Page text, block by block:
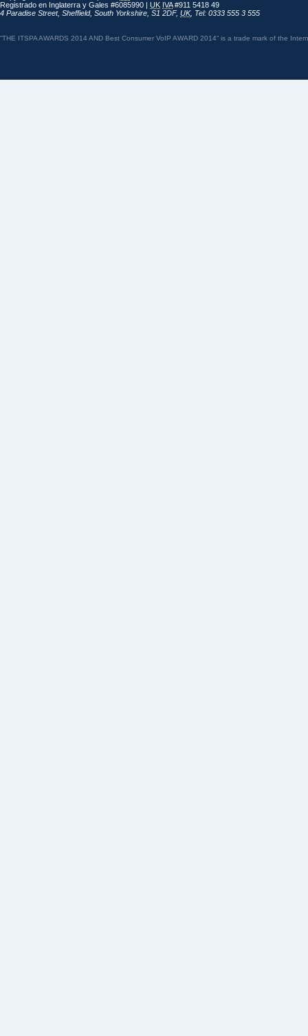
Registrado en Inglaterra y Gales #6085990 | UK IVA#911 5418 49
4 Paradise Street, Sheffield, South Yorkshire S1 2DF, UK, Tel: 0333 555 3 555
“THE ITSPA AWARDS 2014 AND Best Consumer VoIP AWARD 2014” is a trade mark of the